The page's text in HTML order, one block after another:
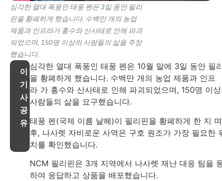
심각한 열대 폭풍인 태풍 펜은 3일 동안 필리
핀을 황폐하게 했습니다. 수백만 개의 농업
제품과 인프라가 홍수와 산사태로 인해 파괴
되었으며, 150명 이상의 사람들의 삶을 주장
했습니다.
이
기
사
공
유
심각한 열대 폭풍인 태풍 펜은 10월 말에 3일 동안 필
을 황폐하게 했습니다. 수백만 개의 농업 제품과 인프
라 가 홍수와 산사태로 인해 파괴되었으며, 150명 이
사람들의 삶을 요구했습니다.
태풍 펜(국제 이름 날헤)이 필리핀을 황폐하게 한 지
후, 나사렛 자비로운 사역은 구호 원조가 가장 필요한
치를 확인했습니다.
NCM 필리핀은 3개 지역에서 나사렛 재난 대응 팀을
하여 응답하고 상품을 배포했습니다.